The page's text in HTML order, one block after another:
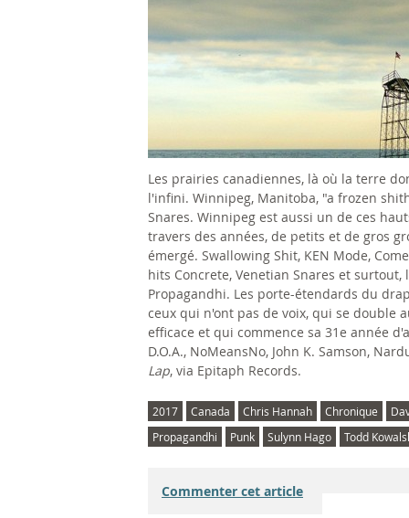
Les prairies canadiennes, là où la terre
l'infini. Winnipeg, Manitoba, "a frozen
Snares. Winnipeg est aussi un de ces
travers des années, de petits et de gros
émergé. Swallowing Shit, KEN Mode,
hits Concrete, Venetian Snares et
Propagandhi. Les porte-étendards du
ceux qui n'ont pas de voix, qui se double
efficace et qui commence sa 31e année
D.O.A., NoMeansNo, John K. Samson,
Lap, via Epitaph Records.
2017 Canada Chris Hannah Chronique
Propagandhi
Punk Sulynn Hago Todd
Commenter cet article